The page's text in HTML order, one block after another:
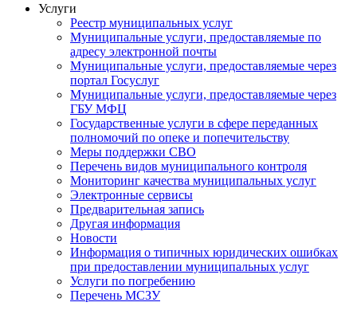
Услуги
Реестр муниципальных услуг
Муниципальные услуги, предоставляемые по
адресу электронной почты
Муниципальные услуги, предоставляемые через
портал Госуслуг
Муниципальные услуги, предоставляемые через
ГБУ МФЦ
Государственные услуги в сфере переданных
полномочий по опеке и попечительству
Меры поддержки СВО
Перечень видов муниципального контроля
Мониторинг качества муниципальных услуг
Электронные сервисы
Предварительная запись
Другая информация
Новости
Информация о типичных юридических ошибках
при предоставлении муниципальных услуг
Услуги по погребению
Перечень МСЗУ